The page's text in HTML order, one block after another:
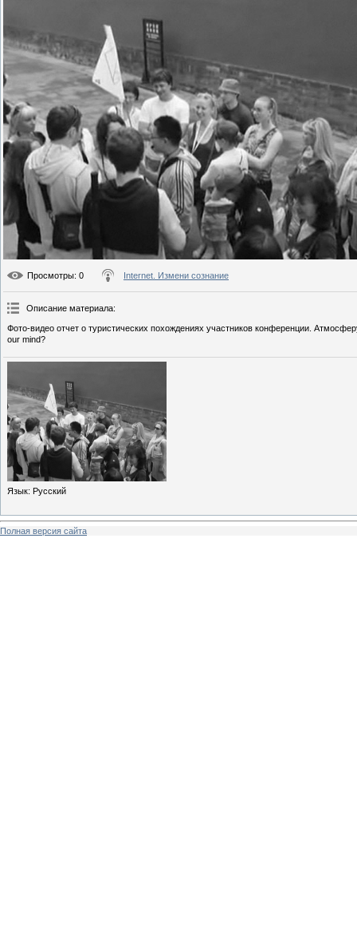
Просмотры: 0 Internet. Измени сознание
Описание материала:
Фото-видео отчет о туристических похождениях участников конференции.
our mind?
Язык: Русский
Полная версия сайта